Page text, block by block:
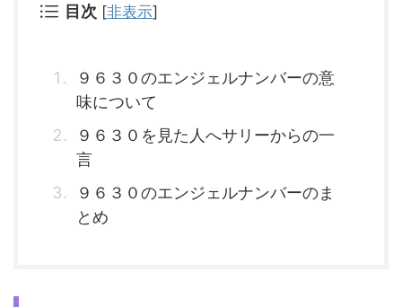
目次 [非表示]
９６３０のエンジェルナンバーの意
味について
９６３０を見た人へサリーからの一
言
９６３０のエンジェルナンバーのま
とめ